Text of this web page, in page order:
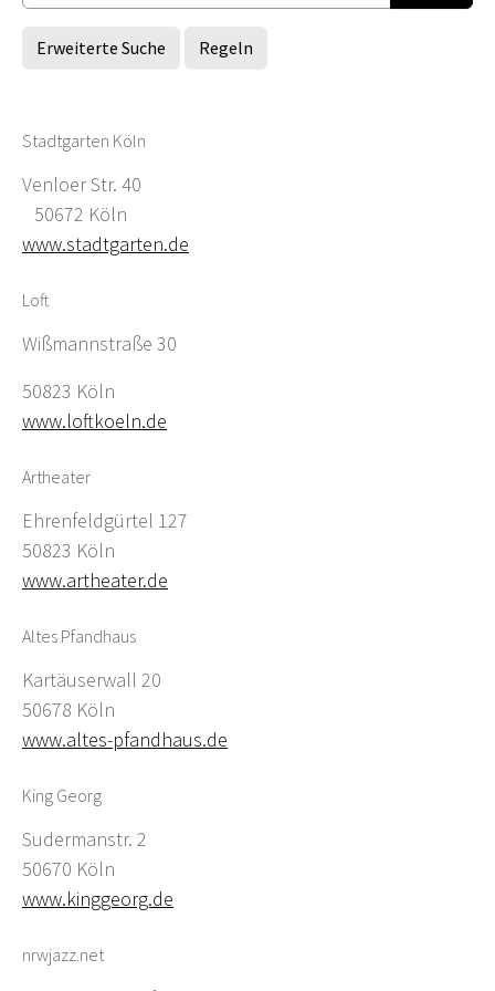
Erweiterte Suche Regeln
Stadtgarten Köln
Venloer Str. 40
50672 Köln
www.stadtgarten.de
Loft
Wißmannstraße 30
50823 Köln
www.loftkoeln.de
Artheater
Ehrenfeldgürtel 127
50823 Köln
www.artheater.de
Altes Pfandhaus
Kartäuserwall 20
50678 Köln
www.altes-pfandhaus.de
King Georg
Sudermanstr. 2
50670 Köln
www.kinggeorg.de
nrwjazz.net